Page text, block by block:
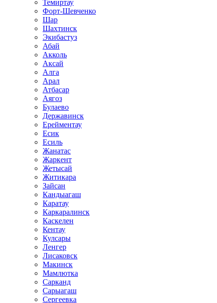
Темиртау
Форт-Шевченко
Шар
Шахтинск
Экибастуз
Абай
Акколь
Аксай
Алга
Арал
Атбасар
Аягоз
Булаево
Державинск
Ерейментау
Есик
Есиль
Жанатас
Жаркент
Жетысай
Житикара
Зайсан
Кандыагаш
Каратау
Каркаралинск
Каскелен
Кентау
Кулсары
Ленгер
Лисаковск
Макинск
Мамлютка
Сарканд
Сарыагаш
Сергеевка